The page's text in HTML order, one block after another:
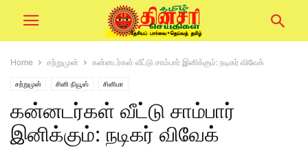
Home சற்றுமுன் கன்னடர்கள் வீட்டு சாம்பார் இனிக்கும்: நடிகர் விவேக்
சற்றுமுன் சினி நியூஸ் சினிமா
கன்னடர்கள் வீட்டு சாம்பார்
இனிக்கும்: நடிகர் விவேக்